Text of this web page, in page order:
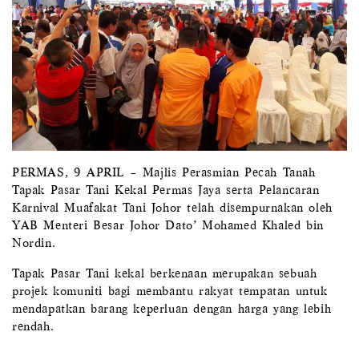
PERMAS, 9 APRIL – Majlis Perasmian Pecah Tanah
Tapak Pasar Tani Kekal Permas Jaya serta Pelancaran
Karnival Muafakat Tani Johor telah disempurnakan oleh
YAB Menteri Besar Johor Dato’ Mohamed Khaled bin
Nordin.
Tapak Pasar Tani kekal berkenaan merupakan sebuah
projek komuniti bagi membantu rakyat tempatan untuk
mendapatkan barang keperluan dengan harga yang lebih
rendah.